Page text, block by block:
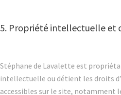
5. Propriété intellectuelle et
Stéphane de Lavalette est
intellectuelle ou détient les droits
accessibles sur le site, notamment